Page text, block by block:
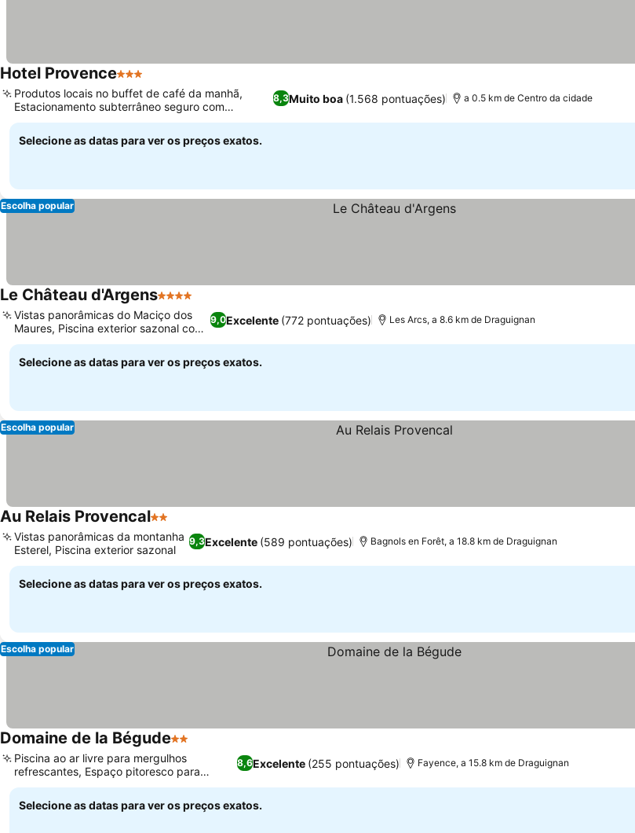
Hotel Provence3 Estrelas
8,3Muito boa (1.568 pontuações)
Produtos locais no buffet de café da manhã,
Estacionamento subterrâneo seguro com
carregamento para veículos elétricos
a 0.5 km de Centro da cidade
Selecione as datas para ver os preços exatos.
Escolha popular
Le Château d'Argens4 Estrelas
9,0Excelente (772 pontuações)
Vistas panorâmicas do Maciço dos
Maures, Piscina exterior sazonal com
bar
Les Arcs, a 8.6 km de Draguignan
Selecione as datas para ver os preços exatos.
Escolha popular
Au Relais Provencal2 Estrelas
9,3Excelente (589 pontuações)
Vistas panorâmicas da montanha
Esterel, Piscina exterior sazonal
Bagnols en Forêt, a 18.8 km de Draguignan
Selecione as datas para ver os preços exatos.
Escolha popular
Domaine de la Bégude2 Estrelas
8,6Excelente (255 pontuações)
Piscina ao ar livre para mergulhos
refrescantes, Espaço pitoresco para
casamentos e eventos
Fayence, a 15.8 km de Draguignan
Selecione as datas para ver os preços exatos.